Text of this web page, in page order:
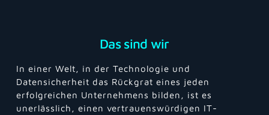
Das sind wir
In einer Welt, in der Technologie und
Datensicherheit das Rückgrat eines jeden
erfolgreichen Unternehmens bilden, ist es
unerlässlich, einen vertrauenswürdigen IT-